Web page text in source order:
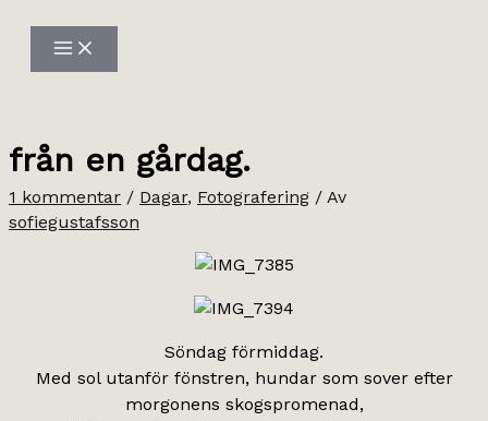
innehåll
från en gårdag.
1 kommentar / Dagar, Fotografering / Av
sofiegustafsson
Söndag förmiddag.
Med sol utanför fönstren, hundar som sover efter
morgonens skogspromenad,